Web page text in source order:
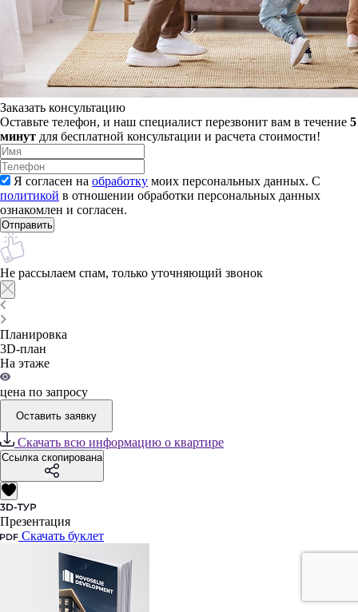
Заказать консультацию
Оставьте телефон, и наш специалист перезвонит вам в течение 5
минут для бесплатной консультации и расчета стоимости!
Я согласен на обработку моих персональных данных. С
политикой в отношении обработки персональных данных
ознакомлен и согласен.
Не рассылаем спам, только уточняющий звонок
Планировка
3D-план
На этаже
цена по запросу
Оставить заявку
Скачать всю информацию о квартире
Ссылка скопирована
Презентация
Скачать буклет